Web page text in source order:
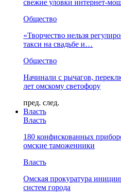
свежие уловки интернет-
Общество
«Творчество нельзя
такси на свадьбе и…
Общество
Начинали с рычагов,
лет омскому светофору
пред. след.
Власть
Власть
180 конфискованных
омские таможенники
Власть
Омская прокуратура
систем города